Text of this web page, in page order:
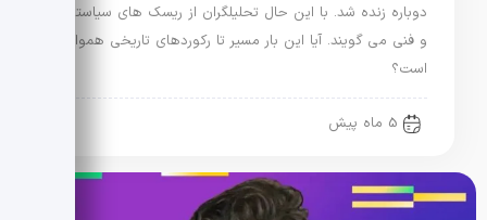
دوباره زنده شد. با این حال تحلیلگران از ریسک های سیاستی
و فنی می گویند. آیا این بار مسیر تا رکوردهای تاریخی هموار
است؟
5 ماه پیش